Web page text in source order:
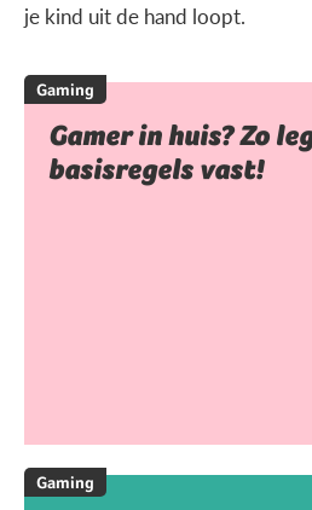
je kind uit de hand loopt.
Gaming
Gamer in huis? Zo
basisregels vast!
Gaming